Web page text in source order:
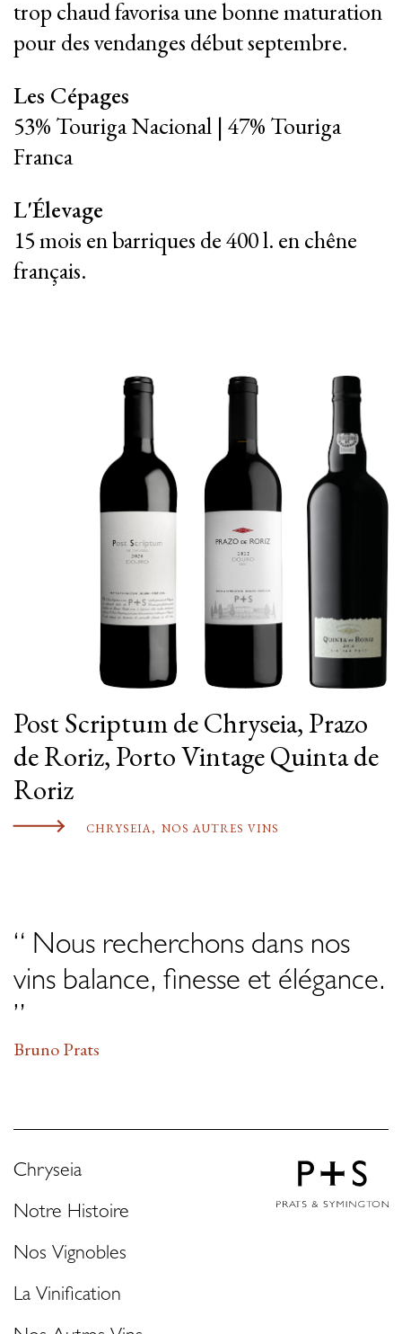
PT EN | FR
trop chaud favorisa une bonne maturation
pour des vendanges début septembre.
Les Cépages
53% Touriga Nacional | 47% Touriga
Franca
L'Élevage
15 mois en barriques de 400 l. en chêne
français.
Post Scriptum de Chryseia, Prazo
de Roriz, Porto Vintage Quinta de
Roriz
CHRYSEIA, NOS AUTRES VINS
“ Nous recherchons dans nos
vins balance, finesse et élégance.
”
Bruno Prats
Chryseia
Notre Histoire
Nos Vignobles
La Vinification